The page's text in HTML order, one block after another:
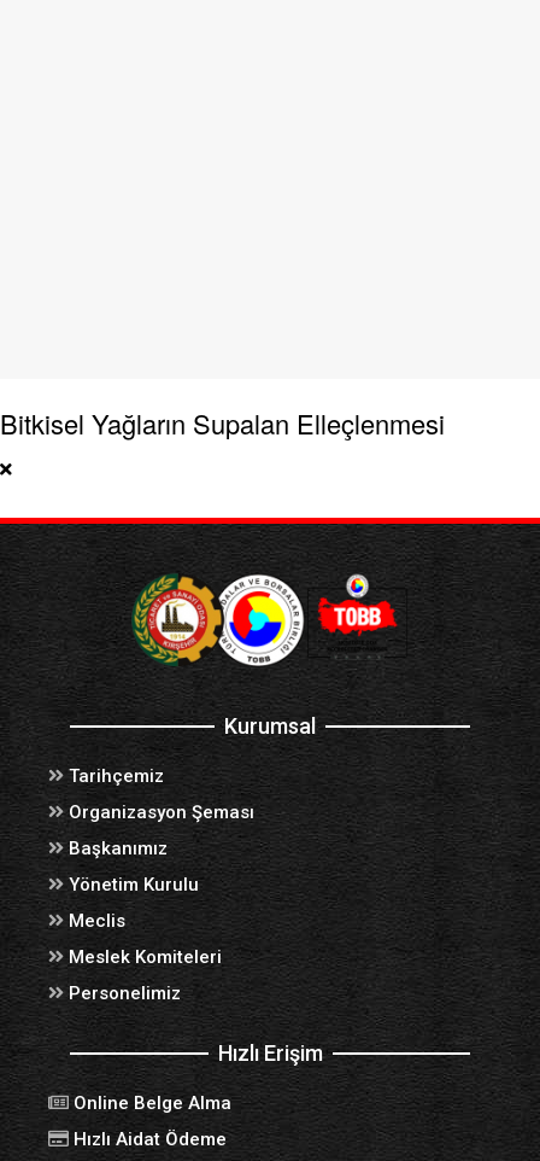
Bitkisel Yağların Supalan Elleçlenmesi
Kurumsal
Tarihçemiz
Organizasyon Şeması
Başkanımız
Yönetim Kurulu
Meclis
Meslek Komiteleri
Personelimiz
Hızlı Erişim
Online Belge Alma
Hızlı Aidat Ödeme